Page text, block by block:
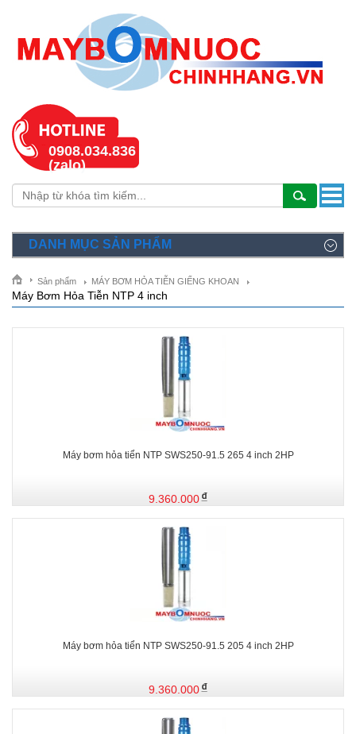
0908.034.836
(zalo)
DANH MỤC SẢN PHẨM
Sản phẩm MÁY BƠM HỎA TIỄN GIẾNG KHOAN
Máy Bơm Hỏa Tiễn NTP 4 inch
Máy bơm hỏa tiển NTP SWS250-91.5 265 4 inch 2HP
9.360.000
Máy bơm hỏa tiển NTP SWS250-91.5 205 4 inch 2HP
9.360.000